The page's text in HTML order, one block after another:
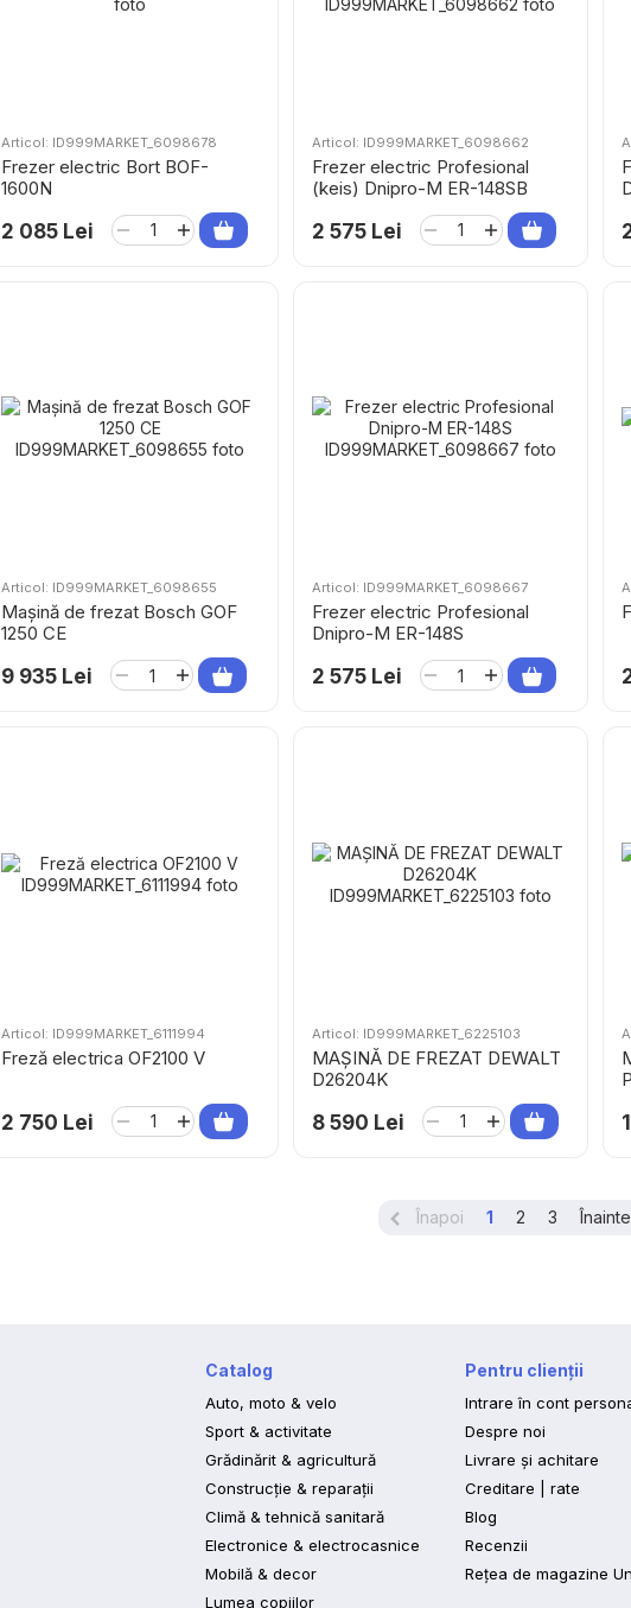
Articol: ID999MARKET_6098678
Frezer electric Bort BOF-
1600N
2 085 Lei
Articol: ID999MARKET_6098662
Frezer electric Profesional
(keis) Dnipro-M ER-148SB
2 575 Lei
Articol: ID999MARKET_6098655
Mașină de frezat Bosch GOF
1250 CE
9 935 Lei
Articol: ID999MARKET_6098667
Frezer electric Profesional
Dnipro-M ER-148S
2 575 Lei
Articol: ID999MARKET_6111994
Freză electrica OF2100 V
2 750 Lei
Articol: ID999MARKET_6225103
MAȘINĂ DE FREZAT DEWALT
D26204K
8 590 Lei
Înapoi 1 2 3 Înainte
Catalog
Auto, moto & velo
Sport & activitate
Grădinărit & agricultură
Construcție & reparații
Climă & tehnică sanitară
Electronice & electrocasnice
Mobilă & decor
Lumea copiilor
Pentru clienții
Intrare în cont
Despre noi
Livrare și achitare
Creditare | rate
Blog
Recenzii
Rețea de magazine